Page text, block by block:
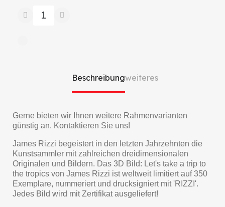
Beschreibungweiteres
Gerne bieten wir Ihnen weitere Rahmenvarianten
günstig an. Kontaktieren Sie uns!
James Rizzi begeistert in den letzten Jahrzehnten die
Kunstsammler mit zahlreichen dreidimensionalen
Originalen und Bildern. Das 3D Bild: Let's take a trip to
the tropics von James Rizzi ist weltweit limitiert auf 350
Exemplare, nummeriert und drucksigniert mit 'RIZZI'.
Jedes Bild wird mit Zertifikat ausgeliefert!